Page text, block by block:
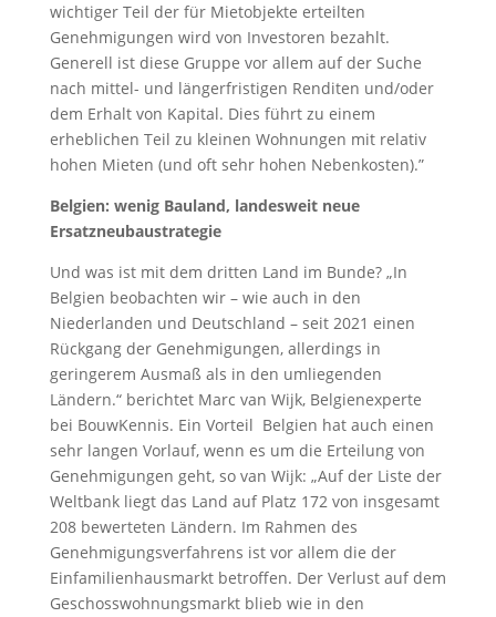
wichtiger Teil der für Mietobjekte erteilten
Genehmigungen wird von Investoren bezahlt.
Generell ist diese Gruppe vor allem auf der Suche
nach mittel- und längerfristigen Renditen und/oder
dem Erhalt von Kapital. Dies führt zu einem
erheblichen Teil zu kleinen Wohnungen mit relativ
hohen Mieten (und oft sehr hohen Nebenkosten).”
Belgien: wenig Bauland, landesweit neue
Ersatzneubaustrategie
Und was ist mit dem dritten Land im Bunde? „In
Belgien beobachten wir – wie auch in den
Niederlanden und Deutschland – seit 2021 einen
Rückgang der Genehmigungen, allerdings in
geringerem Ausmaß als in den umliegenden
Ländern.“ berichtet Marc van Wijk, Belgienexperte
bei BouwKennis. Ein Vorteil Belgien hat auch einen
sehr langen Vorlauf, wenn es um die Erteilung von
Genehmigungen geht, so van Wijk: „Auf der Liste der
Weltbank liegt das Land auf Platz 172 von insgesamt
208 bewerteten Ländern. Im Rahmen des
Genehmigungsverfahrens ist vor allem die der
Einfamilienhausmarkt betroffen. Der Verlust auf dem
Geschosswohnungsmarkt blieb wie in den